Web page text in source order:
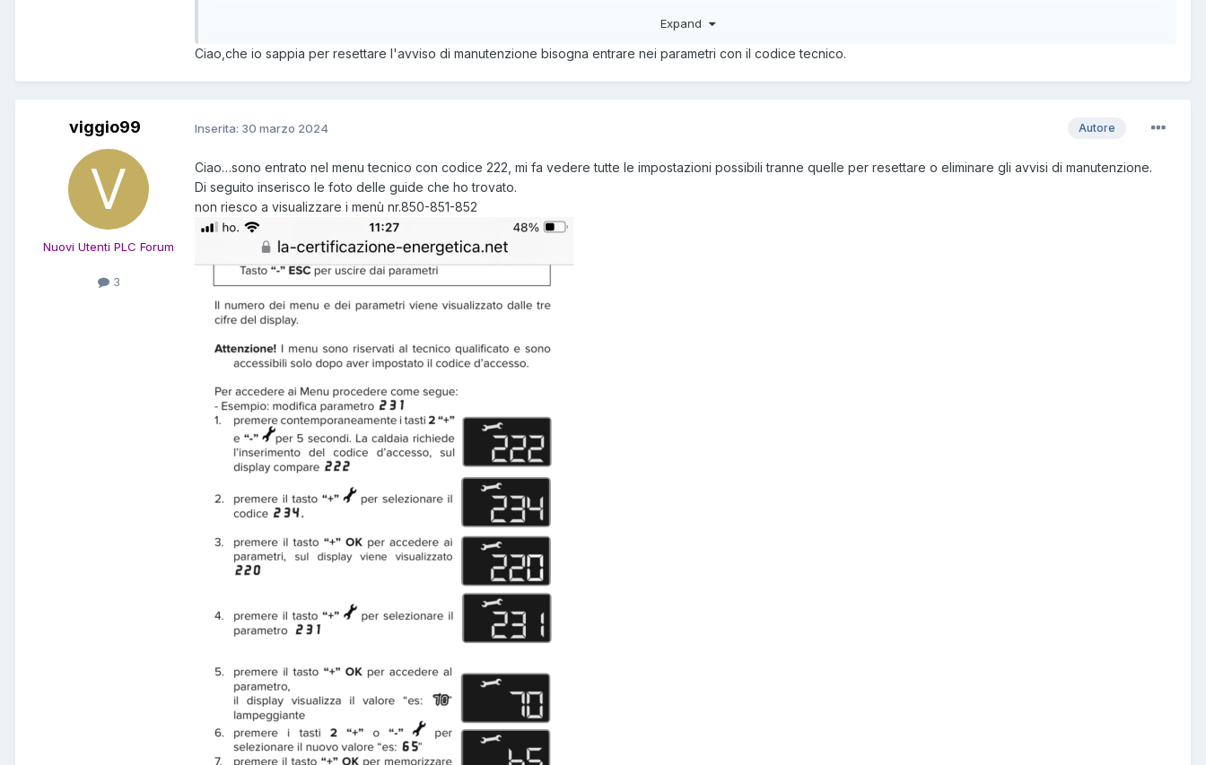
Expand
Ciao,che io sappia per resettare l'avviso di manutenzione bisogna entrare nei parametri con il codice tecnico.
viggio99
Nuovi Utenti PLC Forum
3
Autore
Inserita: 30 marzo 2024
Ciao…sono entrato nel menu tecnico con codice 222, mi fa vedere tutte le impostazioni possibili tranne quelle per resettare o eliminare gli avvisi di manutenzione.
Di seguito inserisco le foto delle guide che ho trovato.
non riesco a visualizzare i menù nr.850-851-852